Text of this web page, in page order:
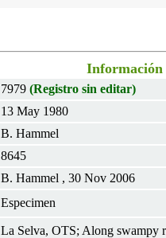
Información
7979 (Registro sin editar)
13 May 1980
B. Hammel
8645
B. Hammel , 30 Nov 2006
Especimen
La Selva, OTS; Along swampy